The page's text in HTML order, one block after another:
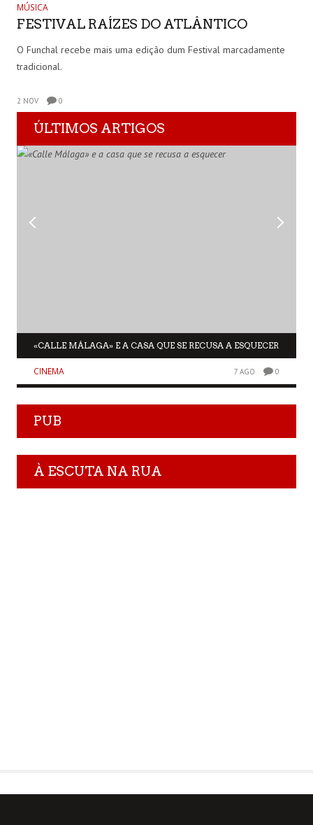
MÚSICA
FESTIVAL RAÍZES DO ATLÂNTICO
O Funchal recebe mais uma edição dum Festival marcadamente
tradicional.
2 NOV 0
ÚLTIMOS ARTIGOS
«CALLE MÁLAGA» E A CASA QUE SE RECUSA A ESQUECER
CINEMA 7 AGO 0
PUB
À ESCUTA NA RUA